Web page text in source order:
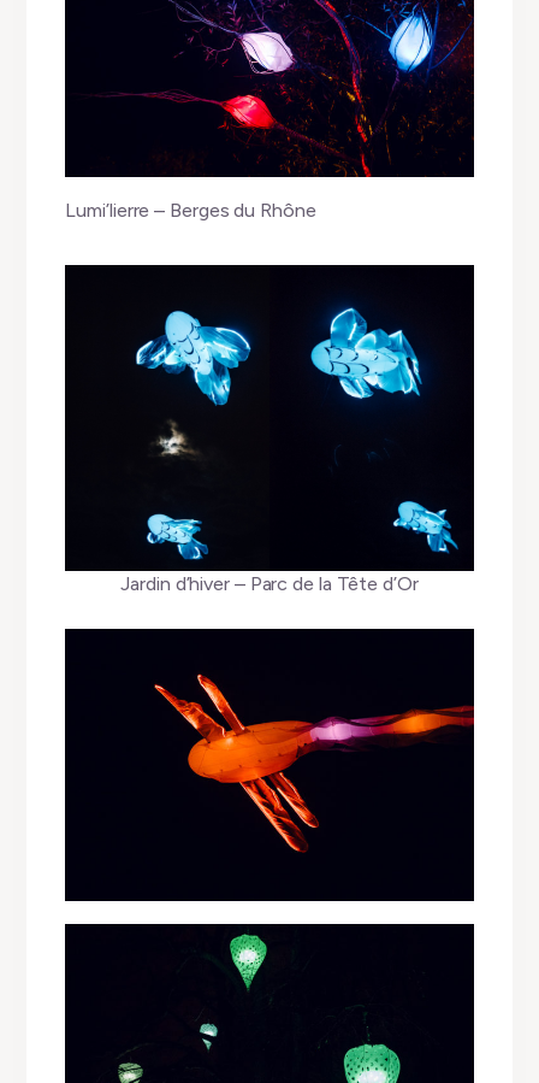
Lumi’lierre – Berges du Rhône
Jardin d’hiver – Parc de la Tête d’Or